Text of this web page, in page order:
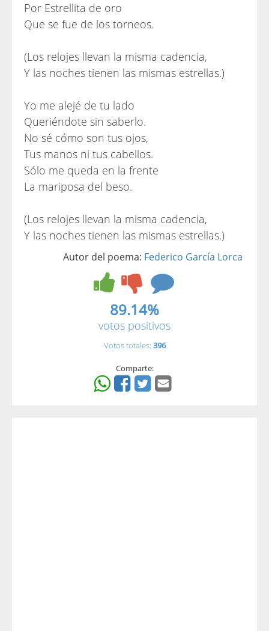
Por Estrellita de oro
Que se fue de los torneos.
(Los relojes llevan la misma cadencia,
Y las noches tienen las mismas estrellas.)
Yo me alejé de tu lado
Queriéndote sin saberlo.
No sé cómo son tus ojos,
Tus manos ni tus cabellos.
Sólo me queda en la frente
La mariposa del beso.
(Los relojes llevan la misma cadencia,
Y las noches tienen las mismas estrellas.)
Autor del poema: Federico García Lorca
89.14%
votos positivos
Votos totales: 396
Comparte: